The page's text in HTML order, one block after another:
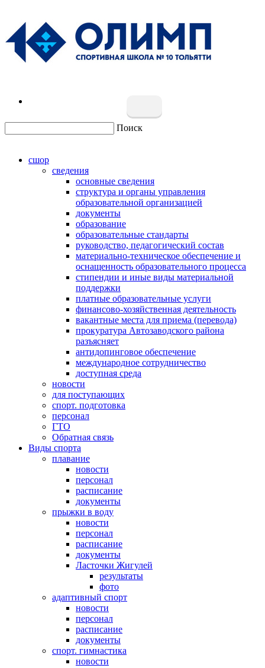
Поиск
сшор
сведения
основные сведения
структура и органы управления
образовательной организацией
документы
образование
образовательные стандарты
руководство, педагогический состав
материально-техническое обеспечение и
оснащенность образовательного процесса
стипендии и иные виды материальной
поддержки
платные образовательные услуги
финансово-хозяйственная деятельность
вакантные места для приема (перевода)
прокуратура Автозаводского района
разъясняет
антидопинговое обеспечение
международное сотрудничество
доступная среда
новости
для поступающих
спорт. подготовка
персонал
ГТО
Обратная связь
Виды спорта
плавание
новости
персонал
расписание
документы
прыжки в воду
новости
персонал
расписание
документы
Ласточки Жигулей
результаты
фото
адаптивный спорт
новости
персонал
расписание
документы
спорт. гимнастика
новости